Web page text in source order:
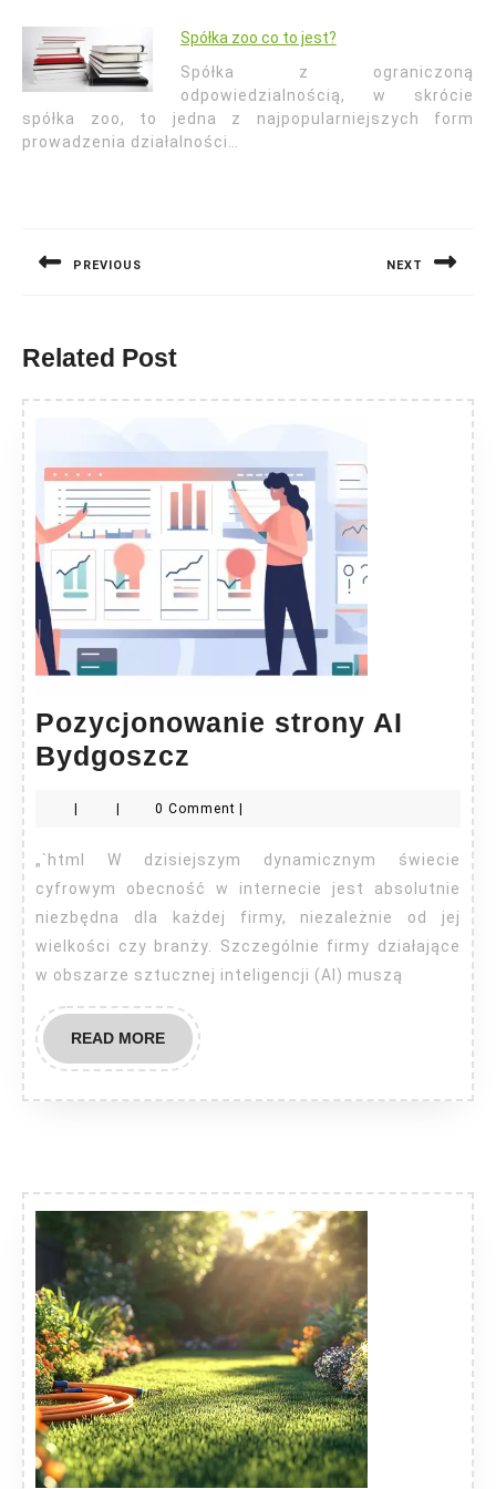
Spółka zoo co to jest?
Spółka z ograniczoną
odpowiedzialnością, w skrócie
spółka zoo, to jedna z najpopularniejszych form
prowadzenia działalności…
PREVIOUS NEXT
Related Post
Pozycjonowanie strony AI
Bydgoszcz
AI
Bydgoszcz
0 Comment
„`html W dzisiejszym dynamicznym świecie
cyfrowym obecność w internecie jest absolutnie
niezbędna dla każdej firmy, niezależnie od jej
wielkości czy branży. Szczególnie firmy działające
w obszarze sztucznej inteligencji (AI) muszą
READ MOREREAD
MORE